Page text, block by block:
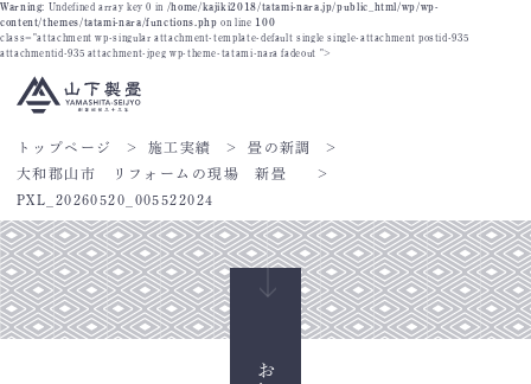
Warning: Undefined array key 0 in /home/kajiki2018/tatami-nara.jp/public_html/wp/wp-
content/themes/tatami-nara/functions.php on line 100
class="attachment wp-singular attachment-template-default single single-attachment postid-935
attachmentid-935 attachment-jpeg wp-theme-tatami-nara fadeout ">
トップページ 施工実績
畳の新調
大和郡山市 リフォームの現場 新畳
PXL_20260520_005522024